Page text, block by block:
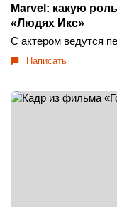
Marvel: какую
«Людях Икс»
С актером ведутся
Написать